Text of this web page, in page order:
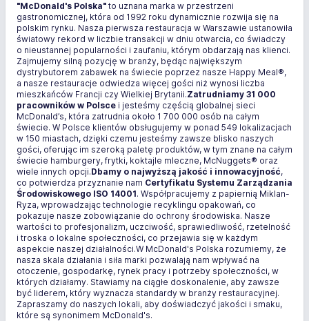
"McDonald's Polska" to uznana marka w przestrzeni
gastronomicznej, która od 1992 roku dynamicznie rozwija się na
polskim rynku. Nasza pierwsza restauracja w Warszawie ustanowiła
światowy rekord w liczbie transakcji w dniu otwarcia, co świadczy
o nieustannej popularności i zaufaniu, którym obdarzają nas klienci.
Zajmujemy silną pozycję w branży, będąc największym
dystrybutorem zabawek na świecie poprzez nasze Happy Meal®,
a nasze restauracje odwiedza więcej gości niż wynosi liczba
mieszkańców Francji czy Wielkiej Brytanii.Zatrudniamy 31 000
pracowników w Polsce i jesteśmy częścią globalnej sieci
McDonald’s, która zatrudnia około 1 700 000 osób na całym
świecie. W Polsce klientów obsługujemy w ponad 549 lokalizacjach
w 150 miastach, dzięki czemu jesteśmy zawsze blisko naszych
gości, oferując im szeroką paletę produktów, w tym znane na całym
świecie hamburgery, frytki, koktajle mleczne, McNuggets® oraz
wiele innych opcji.Dbamy o najwyższą jakość i innowacyjność,
co potwierdza przyznanie nam Certyfikatu Systemu Zarządzania
Środowiskowego ISO 14001. Współpracujemy z papiernią Miklan-
Ryza, wprowadzając technologie recyklingu opakowań, co
pokazuje nasze zobowiązanie do ochrony środowiska. Nasze
wartości to profesjonalizm, uczciwość, sprawiedliwość, rzetelność
i troska o lokalne społeczności, co przejawia się w każdym
aspekcie naszej działalności.W McDonald's Polska rozumiemy, że
nasza skala działania i siła marki pozwalają nam wpływać na
otoczenie, gospodarkę, rynek pracy i potrzeby społeczności, w
których działamy. Stawiamy na ciągłe doskonalenie, aby zawsze
być liderem, który wyznacza standardy w branży restauracyjnej.
Zapraszamy do naszych lokali, aby doświadczyć jakości i smaku,
które są synonimem McDonald's.